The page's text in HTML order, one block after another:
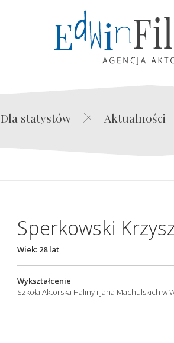
Dla statystów Aktualności
Sperkowski
Wiek: 28 lat
Wykształcenie
Szkoła Aktorska Haliny i Jana Machulskich w